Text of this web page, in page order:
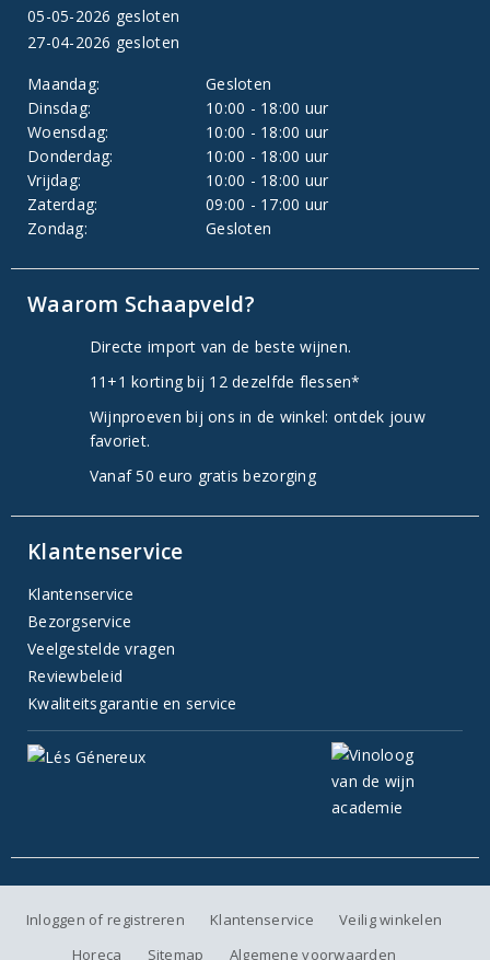
05-05-2026 gesloten
27-04-2026 gesloten
Maandag:
Gesloten
Dinsdag:
10:00 - 18:00 uur
Woensdag:
10:00 - 18:00 uur
Donderdag:
10:00 - 18:00 uur
Vrijdag:
10:00 - 18:00 uur
Zaterdag:
09:00 - 17:00 uur
Zondag:
Gesloten
Waarom Schaapveld?
Directe import van de beste wijnen.
11+1 korting bij 12 dezelfde flessen*
Wijnproeven bij ons in de winkel: ontdek jouw
favoriet.
Vanaf 50 euro gratis bezorging
Klantenservice
Klantenservice
Bezorgservice
Veelgestelde vragen
Reviewbeleid
Kwaliteitsgarantie en service
Inloggen of registreren Klantenservice
Veilig winkelen
Horeca
Sitemap Algemene voorwaarden